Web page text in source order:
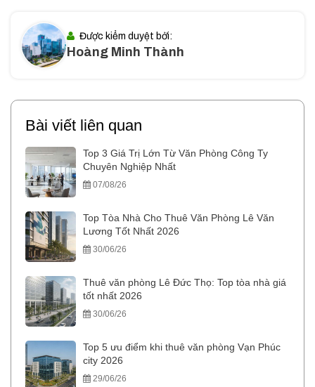
Được kiểm duyệt bởi:
Hoàng Minh Thành
Bài viết liên quan
Top 3 Giá Trị Lớn Từ Văn Phòng Công Ty
Chuyên Nghiệp Nhất
07/08/26
Top Tòa Nhà Cho Thuê Văn Phòng Lê Văn
Lương Tốt Nhất 2026
30/06/26
Thuê văn phòng Lê Đức Thọ: Top tòa nhà giá
tốt nhất 2026
30/06/26
Top 5 ưu điểm khi thuê văn phòng Vạn Phúc
city 2026
29/06/26